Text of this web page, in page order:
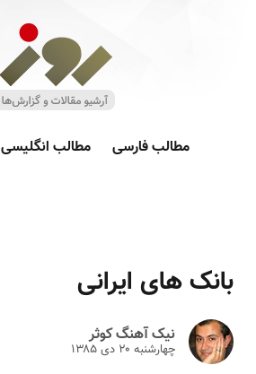
مطالب فارسی مطالب انگلیسی
بانک های ایرانی
نیک آهنگ کوثر
چهارشنبه ۲۰ دى ۱۳۸۵